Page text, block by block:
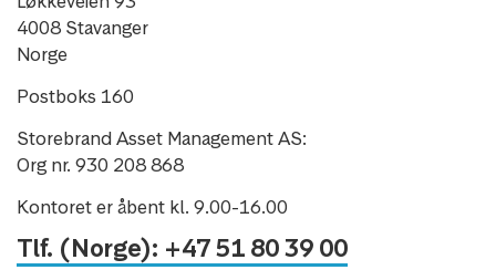
4008 Stavanger
Norge
Postboks 160
Storebrand Asset Management AS:
Org nr. 930 208 868
Kontoret er åbent kl. 9.00-16.00
Tlf. (Norge): +47 51 80 39 00